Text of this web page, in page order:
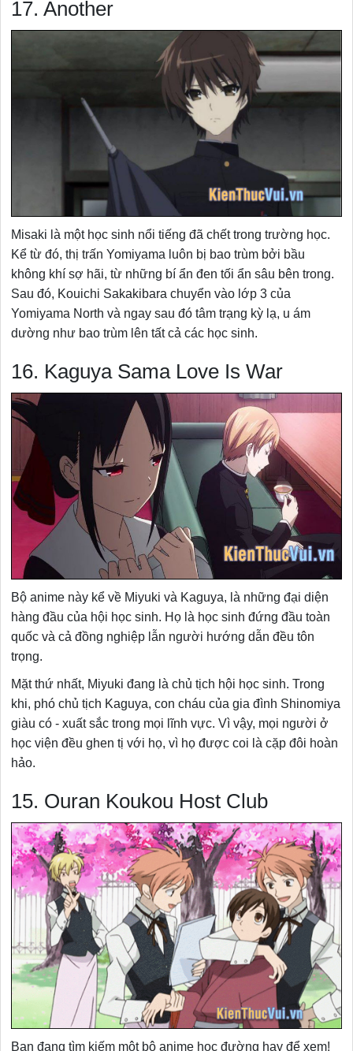
17. Another
Misaki là một học sinh nổi tiếng đã chết trong trường học.
Kể từ đó, thị trấn Yomiyama luôn bị bao trùm bởi bầu
không khí sợ hãi, từ những bí ẩn đen tối ẩn sâu bên trong.
Sau đó, Kouichi Sakakibara chuyển vào lớp 3 của
Yomiyama North và ngay sau đó tâm trạng kỳ lạ, u ám
dường như bao trùm lên tất cả các học sinh.
16. Kaguya Sama Love Is War
Bộ anime này kể về Miyuki và Kaguya, là những đại diện
hàng đầu của hội học sinh. Họ là học sinh đứng đầu toàn
quốc và cả đồng nghiệp lẫn người hướng dẫn đều tôn
trọng.
Mặt thứ nhất, Miyuki đang là chủ tịch hội học sinh. Trong
khi, phó chủ tịch Kaguya, con cháu của gia đình Shinomiya
giàu có - xuất sắc trong mọi lĩnh vực. Vì vậy, mọi người ở
học viện đều ghen tị với họ, vì họ được coi là cặp đôi hoàn
hảo.
15. Ouran Koukou Host Club
Bạn đang tìm kiếm một bộ anime học đường hay để xem!